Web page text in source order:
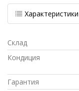
Характеристики
Склад
Кондиция
Гарантия